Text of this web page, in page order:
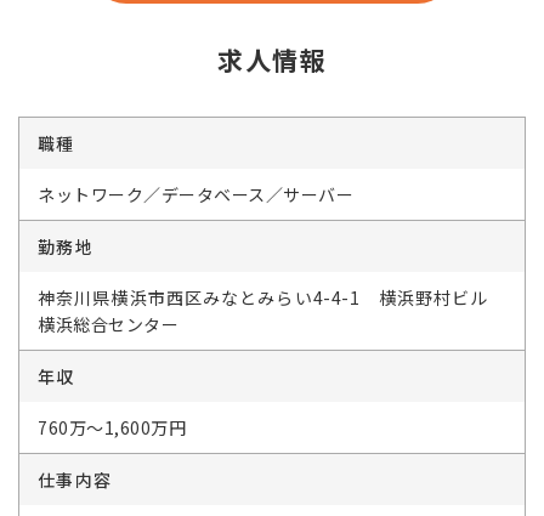
求人情報
職種
ネットワーク／データベース／サーバー
勤務地
神奈川県横浜市西区みなとみらい4-4-1 横浜野村ビル
横浜総合センター
年収
760万～1,600万円
仕事内容